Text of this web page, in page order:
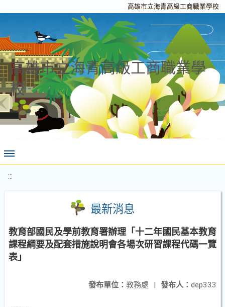
高雄市立海青高級工商職業學校
高雄市立海青高級工商職業學
校
:::
最新消息
教育部國民及學前教育署辦理「十二年國民基本教育
課程綱要及配套措施說明會各場次研習課程代碼一覽
表」
發布人： dep333
發布單位： 教務處 |